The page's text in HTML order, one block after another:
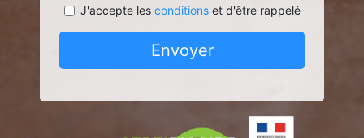
J'accepte les conditionset d'être rappelé
Envoyer